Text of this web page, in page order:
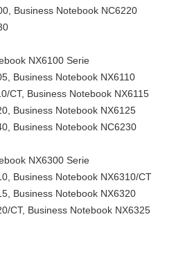
Business Notebook NC6220
NX6100 Serie
Business Notebook NX6110
CT, Business Notebook NX6115
Business Notebook NX6125
Business Notebook NC6230
NX6300 Serie
Business Notebook NX6310/CT
Business Notebook NX6320
CT, Business Notebook NX6325